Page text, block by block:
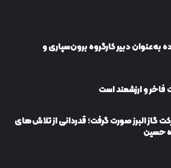
دبیر كارگروه برون‌سپاری و
فاخر و ارزشمند است
گاز البرز صورت گرفت؛ قدردانی از تلاش‌های
حسین